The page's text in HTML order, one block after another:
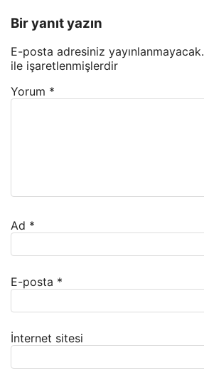
Bir yanıt yazın
E-posta adresiniz yayınlanmayacak.
ile işaretlenmişlerdir
Yorum *
Ad *
E-posta *
İnternet sitesi